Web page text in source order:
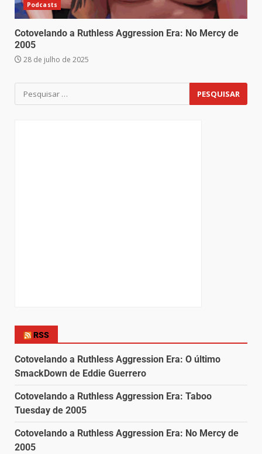
Podcasts
Cotovelando a Ruthless Aggression Era: No Mercy de
2005
28 de julho de 2025
RSS
Cotovelando a Ruthless Aggression Era: O último
SmackDown de Eddie Guerrero
Cotovelando a Ruthless Aggression Era: Taboo
Tuesday de 2005
Cotovelando a Ruthless Aggression Era: No Mercy de
2005